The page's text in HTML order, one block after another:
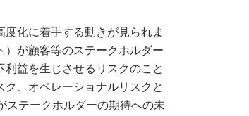
化に着手する動きが見られま
が顧客等のステークホルダー
益を生じさせるリスクのこと
、オペレーショナルリスクと
ステークホルダーの期待への未